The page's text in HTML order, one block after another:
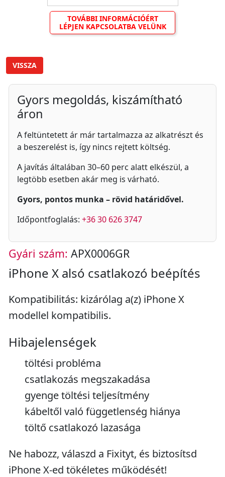
TOVÁBBI INFORMÁCIÓÉRT
LÉPJEN KAPCSOLATBA VELÜNK
VISSZA
Gyors megoldás, kiszámítható
áron
A feltüntetett ár már tartalmazza az alkatrészt és
a beszerelést is, így nincs rejtett költség.
A javítás általában 30–60 perc alatt elkészül, a
legtöbb esetben akár meg is várható.
Gyors, pontos munka – rövid határidővel.
Időpontfoglalás: +36 30 626 3747
Gyári szám: APX0006GR
iPhone X alsó csatlakozó beépítés
Kompatibilitás: kizárólag a(z) iPhone X
modellel kompatibilis.
Hibajelenségek
töltési probléma
csatlakozás megszakadása
gyenge töltési teljesítmény
kábeltől való függetlenség hiánya
töltő csatlakozó lazasága
Ne habozz, válaszd a Fixityt, és biztosítsd
iPhone X-ed tökéletes működését!